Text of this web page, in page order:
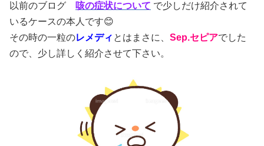
以前のブログ 咳の症状について で少しだけ紹介されて
いるケースの本人です😊
その時の一粒のレメディ とはまさに、 Sep.セピアでした
ので、少し詳しく紹介させて下さい。